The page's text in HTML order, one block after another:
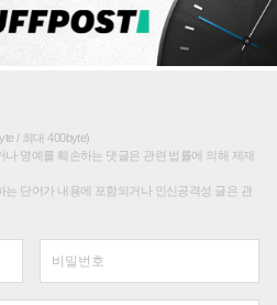
/ 최대 400byte)
명예를 훼손하는 댓글은 관련 법률에 의해 제재
는 단어가 내용에 포함되거나 인신공격성 글은 관